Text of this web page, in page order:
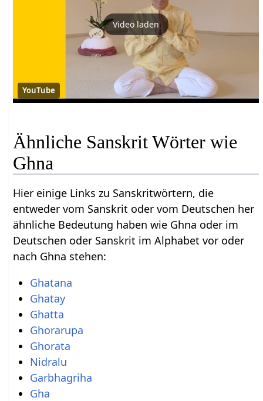
Video laden
YouTube
Ähnliche Sanskrit Wörter wie
Ghna
Hier einige Links zu Sanskritwörtern, die
entweder vom Sanskrit oder vom Deutschen her
ähnliche Bedeutung haben wie Ghna oder im
Deutschen oder Sanskrit im Alphabet vor oder
nach Ghna stehen:
Ghatana
Ghatay
Ghatta
Ghorarupa
Ghorata
Nidralu
Garbhagriha
Gha